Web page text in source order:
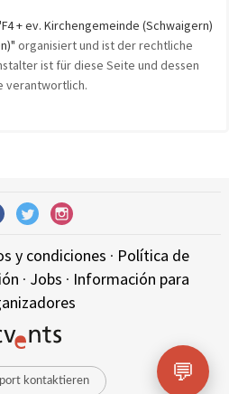
+ ev. Kirchengemeinde (Schwaigern)
organisiert und ist der rechtliche
ist für diese Seite und dessen
verantwortlich.
y condiciones · Política de
· Jobs · Información para
kontaktieren 💬